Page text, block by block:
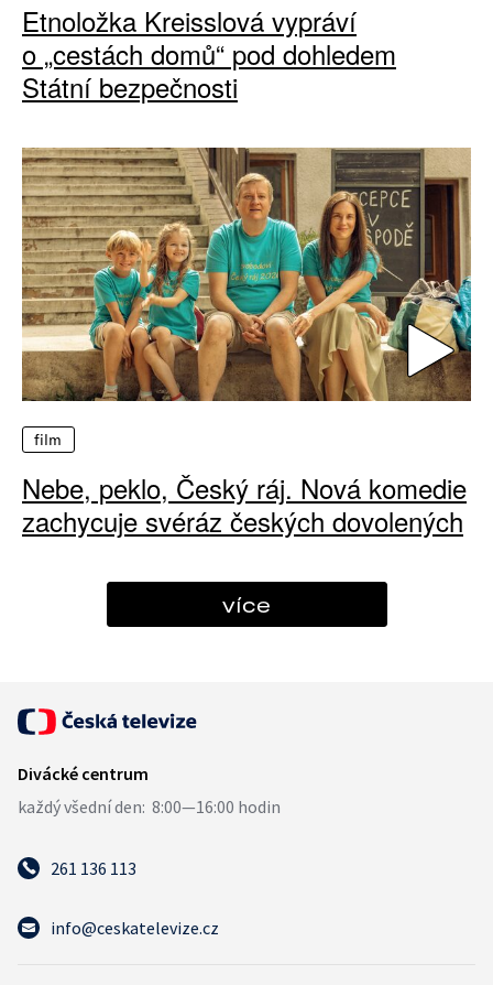
Etnoložka Kreisslová vypráví
o „cestách domů“ pod dohledem
Státní bezpečnosti
film
Nebe, peklo, Český ráj. Nová komedie
zachycuje svéráz českých dovolených
více
261 136 113
info@ceskatelevize.cz